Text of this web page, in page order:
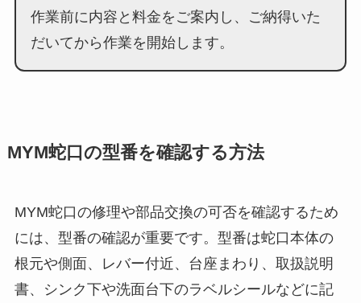
作業前に内容と料金をご案内し、ご納得いた
だいてから作業を開始します。
MYM蛇口の型番を確認する方法
MYM蛇口の修理や部品交換の可否を確認するため
には、型番の確認が重要です。型番は蛇口本体の
根元や側面、レバー付近、台座まわり、取扱説明
書、シンク下や洗面台下のラベルシールなどに記